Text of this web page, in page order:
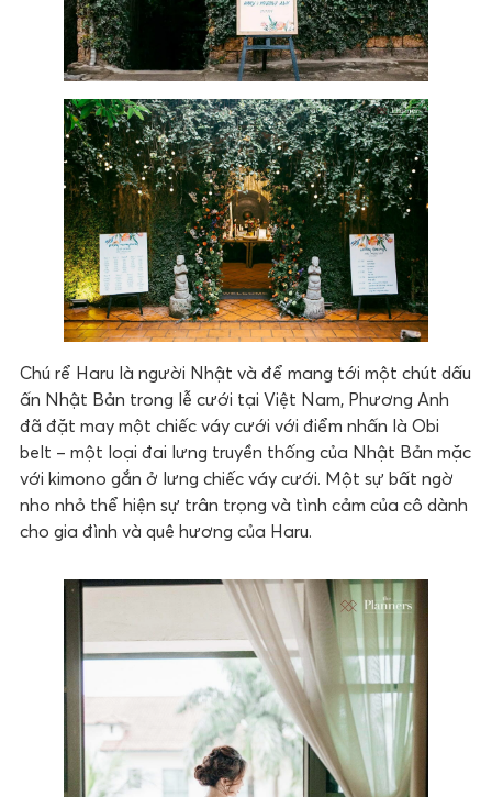
Chú rể Haru là người Nhật và để mang tới một chút dấu
ấn Nhật Bản trong lễ cưới tại Việt Nam, Phương Anh
đã đặt may một chiếc váy cưới với điểm nhấn là Obi
belt – một loại đai lưng truyền thống của Nhật Bản mặc
với kimono gắn ở lưng chiếc váy cưới. Một sự bất ngờ
nho nhỏ thể hiện sự trân trọng và tình cảm của cô dành
cho gia đình và quê hương của Haru.